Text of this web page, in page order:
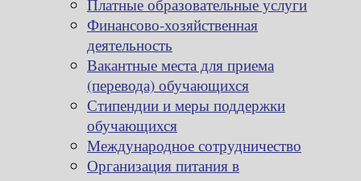
Платные образовательные услуги
Финансово-хозяйственная
деятельность
Вакантные места для приема
(перевода) обучающихся
Стипендии и меры поддержки
обучающихся
Международное сотрудничество
Организация питания в